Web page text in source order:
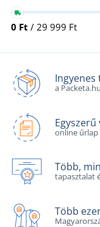
0 Ft / 29 999 Ft
Ingyenes
a
online űrlap
Több,
tapasztalat
Több